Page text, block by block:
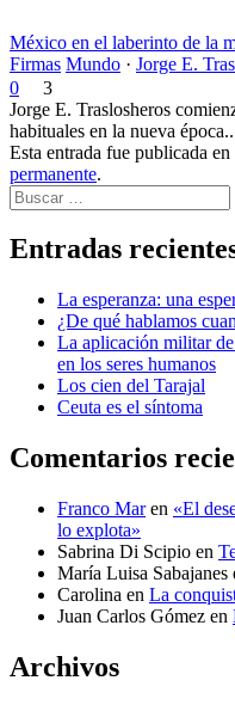
México en el laberinto de la
Firmas Mundo · Jorge E.
0
3
Jorge E. Traslosheros
habituales en la nueva
Esta entrada fue publicada en
permanente.
Buscar
Entradas
La esperanza: una
¿De qué hablamos
La aplicación militar
en los seres humanos
Los cien del Tarajal
Ceuta es el síntoma
Comentarios
Franco Maren «El
lo explota»
Sabrina Di Scipio en
María Luisa Sabajanes
Carolina en La
Juan Carlos Gómez en
Archivos